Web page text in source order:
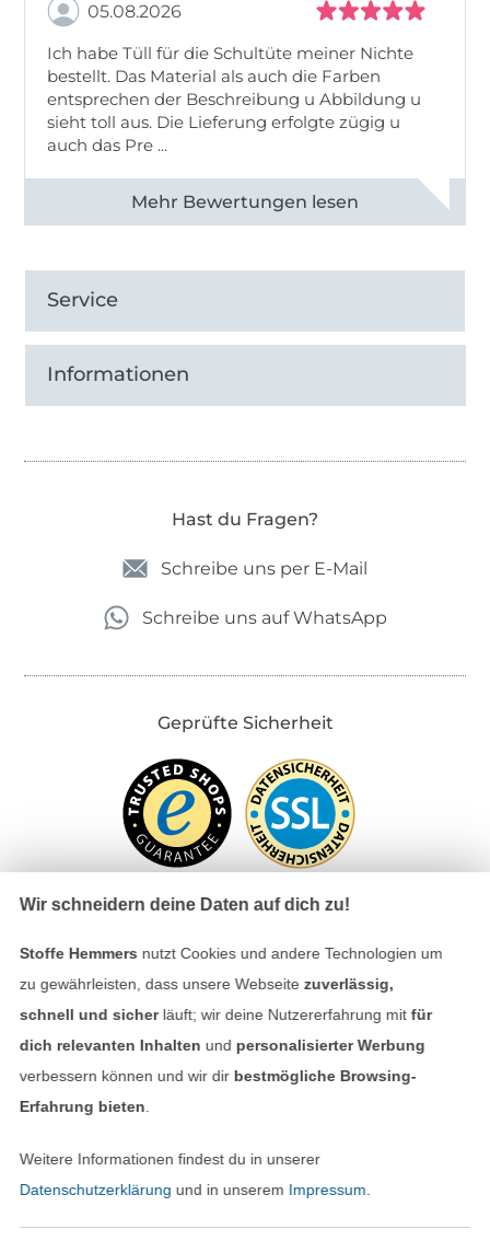
05.08.2026
Ich habe Tüll für die Schultüte meiner Nichte
bestellt. Das Material als auch die Farben
entsprechen der Beschreibung u Abbildung u
sieht toll aus. Die Lieferung erfolgte zügig u
auch das Pre ...
Alle 82950 Bewertungen ansehen
Service
Informationen
Hast du Fragen?
Schreibe uns per E-Mail
Schreibe uns auf WhatsApp
Geprüfte Sicherheit
Unsere Versandpartner
Wir schneidern deine Daten auf dich zu!
Stoffe Hemmers nutzt Cookies und andere Technologien um
zu gewährleisten, dass unsere Webseite zuverlässig,
schnell und sicherläuft; wir deine Nutzererfahrung mitfür
dich relevanten Inhalten und personalisierter Werbung
verbessern können und wir dir bestmögliche Browsing-
Erfahrung bieten
Weitere Informationen findest du in unserer
Datenschutzerklärung und in unserem Impressum